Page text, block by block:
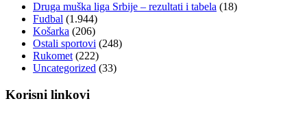
Druga muška liga Srbije – rezultati i tabela (18)
Fudbal (1.944)
Košarka (206)
Ostali sportovi (248)
Rukomet (222)
Uncategorized (33)
Korisni linkovi